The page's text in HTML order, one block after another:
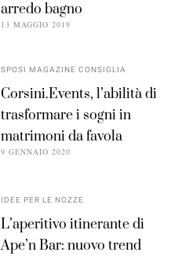
arredo bagno
13 MAGGIO 2019
SPOSI MAGAZINE CONSIGLIA
Corsini.Events, l’abilità di
trasformare i sogni in
matrimoni da favola
9 GENNAIO 2020
IDEE PER LE NOZZE
L’aperitivo itinerante di
Ape’n Bar: nuovo trend